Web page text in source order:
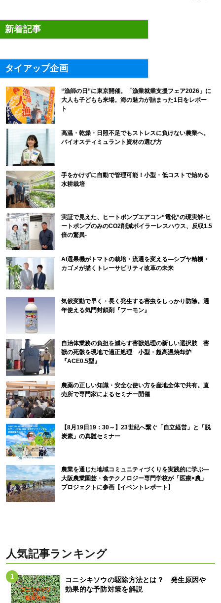
新着記事
タイアップ企画
“漁師の日”に東京開催。「漁業就業支援フェア2026」に
大人も子どもも来場。海の魅力が詰まった1日をレポー
ト
高温・乾燥・日照不足でもストレスに負けない農業へ。
バイオスティミュラント資材の選び方
手をかけずに自動で管理可能！小型・低コストで始める
水耕栽培
実証で見えた、ヒートポンプエアコン“電化”の現実解-ヒ
ートポンプのみのCO2削減ボイラーレスハウス、反収1.5
倍の驚異-
AI選果機がトマトの栽培・流通を変える―シブヤ精機・
カゴメが描くトレーサビリティ改革の未来
気候変動で早く・長く発生する害虫をしっかり防除。通
年使える気門封鎖剤『フーモン』
自治体業務の負担を減らす害獣処理の新しい選択肢 害
獣の死骸を現地で適正処理 小型・超高温焼却炉
『ACE0.5型』
農薬の正しい知識・安全な使い方を産地全体で共有。直
売所で専門家によるセミナー開催
【8月19日19：30～】23世紀へ繋ぐ「自立経営」と「脱
炭素」の真髄セミナー
農業を通じた地域コミュニティづくりを実践的に学ぶ―
大阪農業園芸・食テクノロジー専門学校が「医療×農」
プロジェクトに参画【イベントレポート】
人気記事ランキング
コニシキソウの駆除方法とは？ 発生原因や
効果的な予防対策を解説